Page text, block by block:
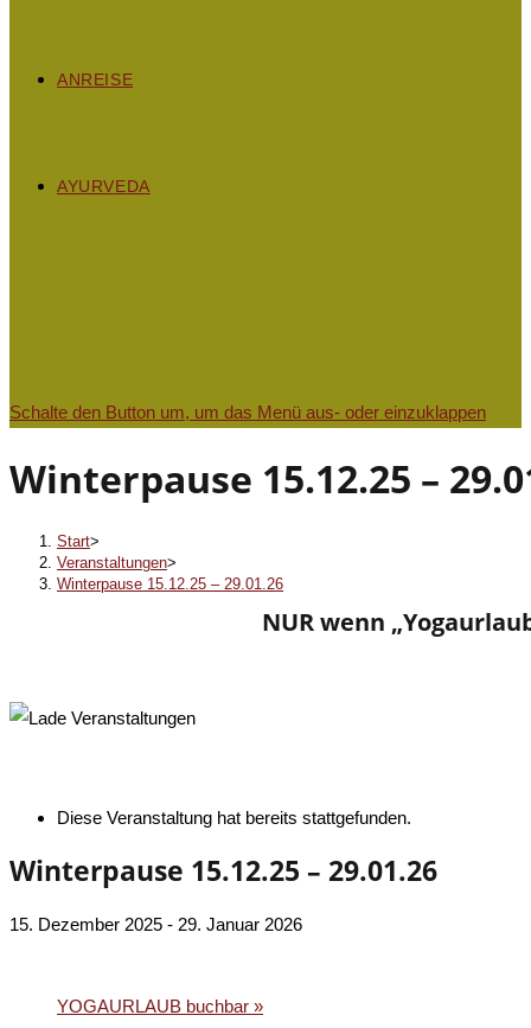
ANREISE
AYURVEDA
Schalte den Button um, um das Menü aus- oder einzuklappen
Winterpause 15.12.25 –
Start>
Veranstaltungen>
Winterpause 15.12.25 – 29.01.26
NUR wenn
Diese Veranstaltung hat bereits stattgefunden.
Winterpause 15.12.25 – 29.01.26
15. Dezember 2025 - 29. Januar 2026
YOGAURLAUB buchbar »